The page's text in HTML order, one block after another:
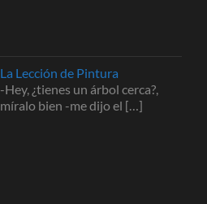
La Lección de Pintura
-Hey, ¿tienes un árbol cerca?,
míralo bien -me dijo el […]